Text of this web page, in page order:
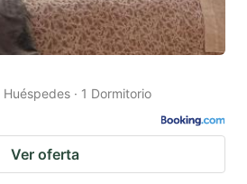
· 1 Dormitorio
Ver oferta